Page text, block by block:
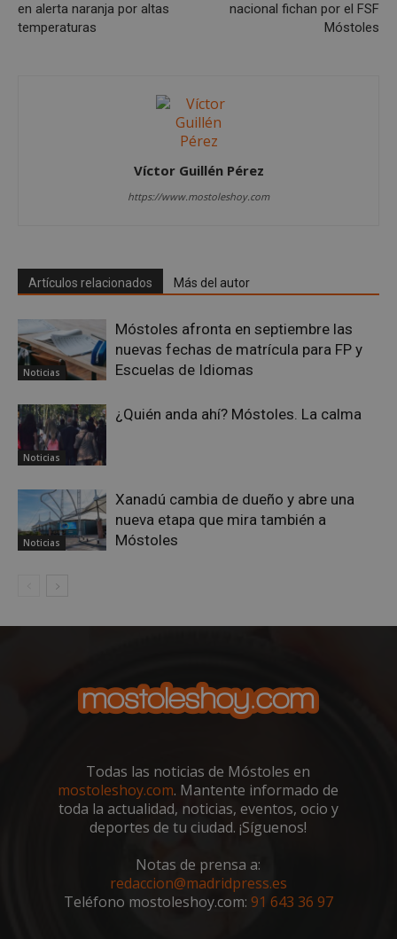
en alerta naranja por altas
temperaturas
nacional fichan por el FSF
Móstoles
Víctor Guillén Pérez
https://www.mostoleshoy.com
Artículos relacionados Más del autor
Noticias
Móstoles afronta en septiembre las
nuevas fechas de matrícula para FP y
Escuelas de Idiomas
Noticias
¿Quién anda ahí? Móstoles. La calma
Noticias
Xanadú cambia de dueño y abre una
nueva etapa que mira también a
Móstoles
Todas las noticias de Móstoles en
mostoleshoy.com. Mantente informado de
toda la actualidad, noticias, eventos, ocio y
deportes de tu ciudad. ¡Síguenos!
Notas de prensa a:
redaccion@madridpress.es
Teléfono mostoleshoy.com: 91 643 36 97
__cf_bm
Cloudflare Inc.
.twitter.com
VISITOR_PRIVACY_METADATA
msToken .tiktok.com